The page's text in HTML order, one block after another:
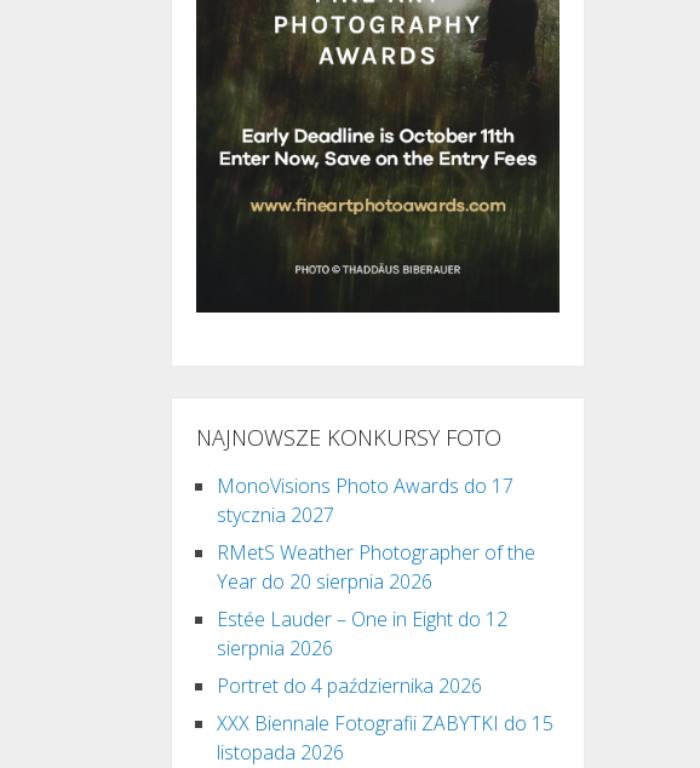
NAJNOWSZE KONKURSY FOTO
MonoVisions Photo Awards do 17
stycznia 2027
RMetS Weather Photographer of the
Year do 20 sierpnia 2026
Estée Lauder – One in Eight do 12
sierpnia 2026
Portret do 4 października 2026
XXX Biennale Fotografii ZABYTKI do 15
listopada 2026